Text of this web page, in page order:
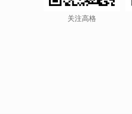
关注高格